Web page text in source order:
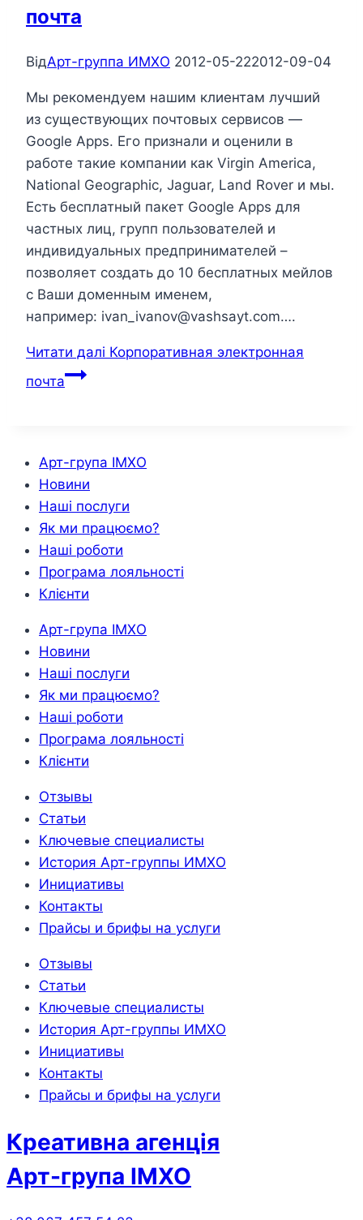
почта
ВідАрт-группа ИМХО 2012-05-222012-09-04
Мы рекомендуем нашим клиентам лучший
из существующих почтовых сервисов —
Google Apps. Его признали и оценили в
работе такие компании как Virgin America,
National Geographic, Jaguar, Land Rover и мы.
Есть бесплатный пакет Google Apps для
частных лиц, групп пользователей и
индивидуальных предпринимателей –
позволяет создать до 10 бесплатных мейлов
c Ваши доменным именем,
например: ivan_ivanov@vashsayt.com….
Читати далі Корпоративная электронная
почта
Арт-група ІМХО
Новини
Наші послуги
Як ми працюємо?
Наші роботи
Програма лояльності
Клієнти
Арт-група ІМХО
Новини
Наші послуги
Як ми працюємо?
Наші роботи
Програма лояльності
Клієнти
Отзывы
Статьи
Ключевые специалисты
История Арт-группы ИМХО
Инициативы
Контакты
Прайсы и брифы на услуги
Отзывы
Статьи
Ключевые специалисты
История Арт-группы ИМХО
Инициативы
Контакты
Прайсы и брифы на услуги
Креативна агенція
Арт-група ІМХО